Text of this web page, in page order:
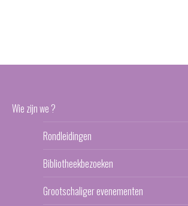
Wie zijn we ?
Rondleidingen
Bibliotheekbezoeken
Grootschaliger evenementen